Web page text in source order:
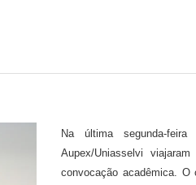
Na última segunda-
Aupex/Uniasselvi
convocação acadêmica.